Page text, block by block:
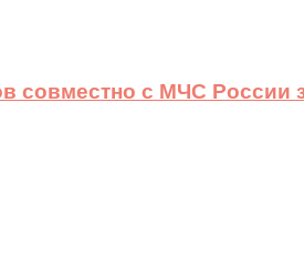
совместно с МЧС России